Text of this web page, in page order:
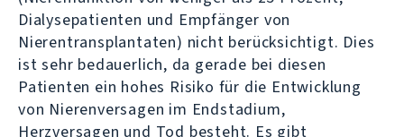
Dialysepatienten und Empfänger von
Nierentransplantaten) nicht berücksichtigt. Dies
ist sehr bedauerlich, da gerade bei diesen
Patienten ein hohes Risiko für die Entwicklung
von Nierenversagen im Endstadium,
Herzversagen und Tod besteht. Es gibt